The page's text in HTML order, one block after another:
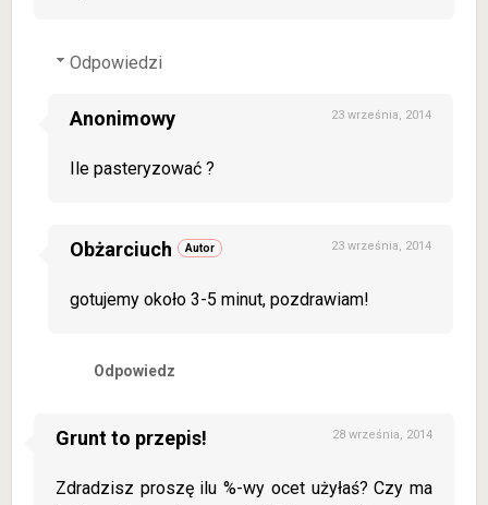
Odpowiedzi
Anonimowy 23 września, 2014
Ile pasteryzować ?
Obżarciuch 23 września, 2014
gotujemy około 3-5 minut, pozdrawiam!
Odpowiedz
Grunt to przepis! 28 września, 2014
Zdradzisz proszę ilu %-wy ocet użyłaś? Czy ma